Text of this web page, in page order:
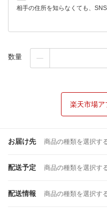
相手の住所を知らなくても、
数量
楽天市場ア
お届け先 商品の種類を選択す
配送予定 商品の種類を選択す
配送情報 商品の種類を選択す